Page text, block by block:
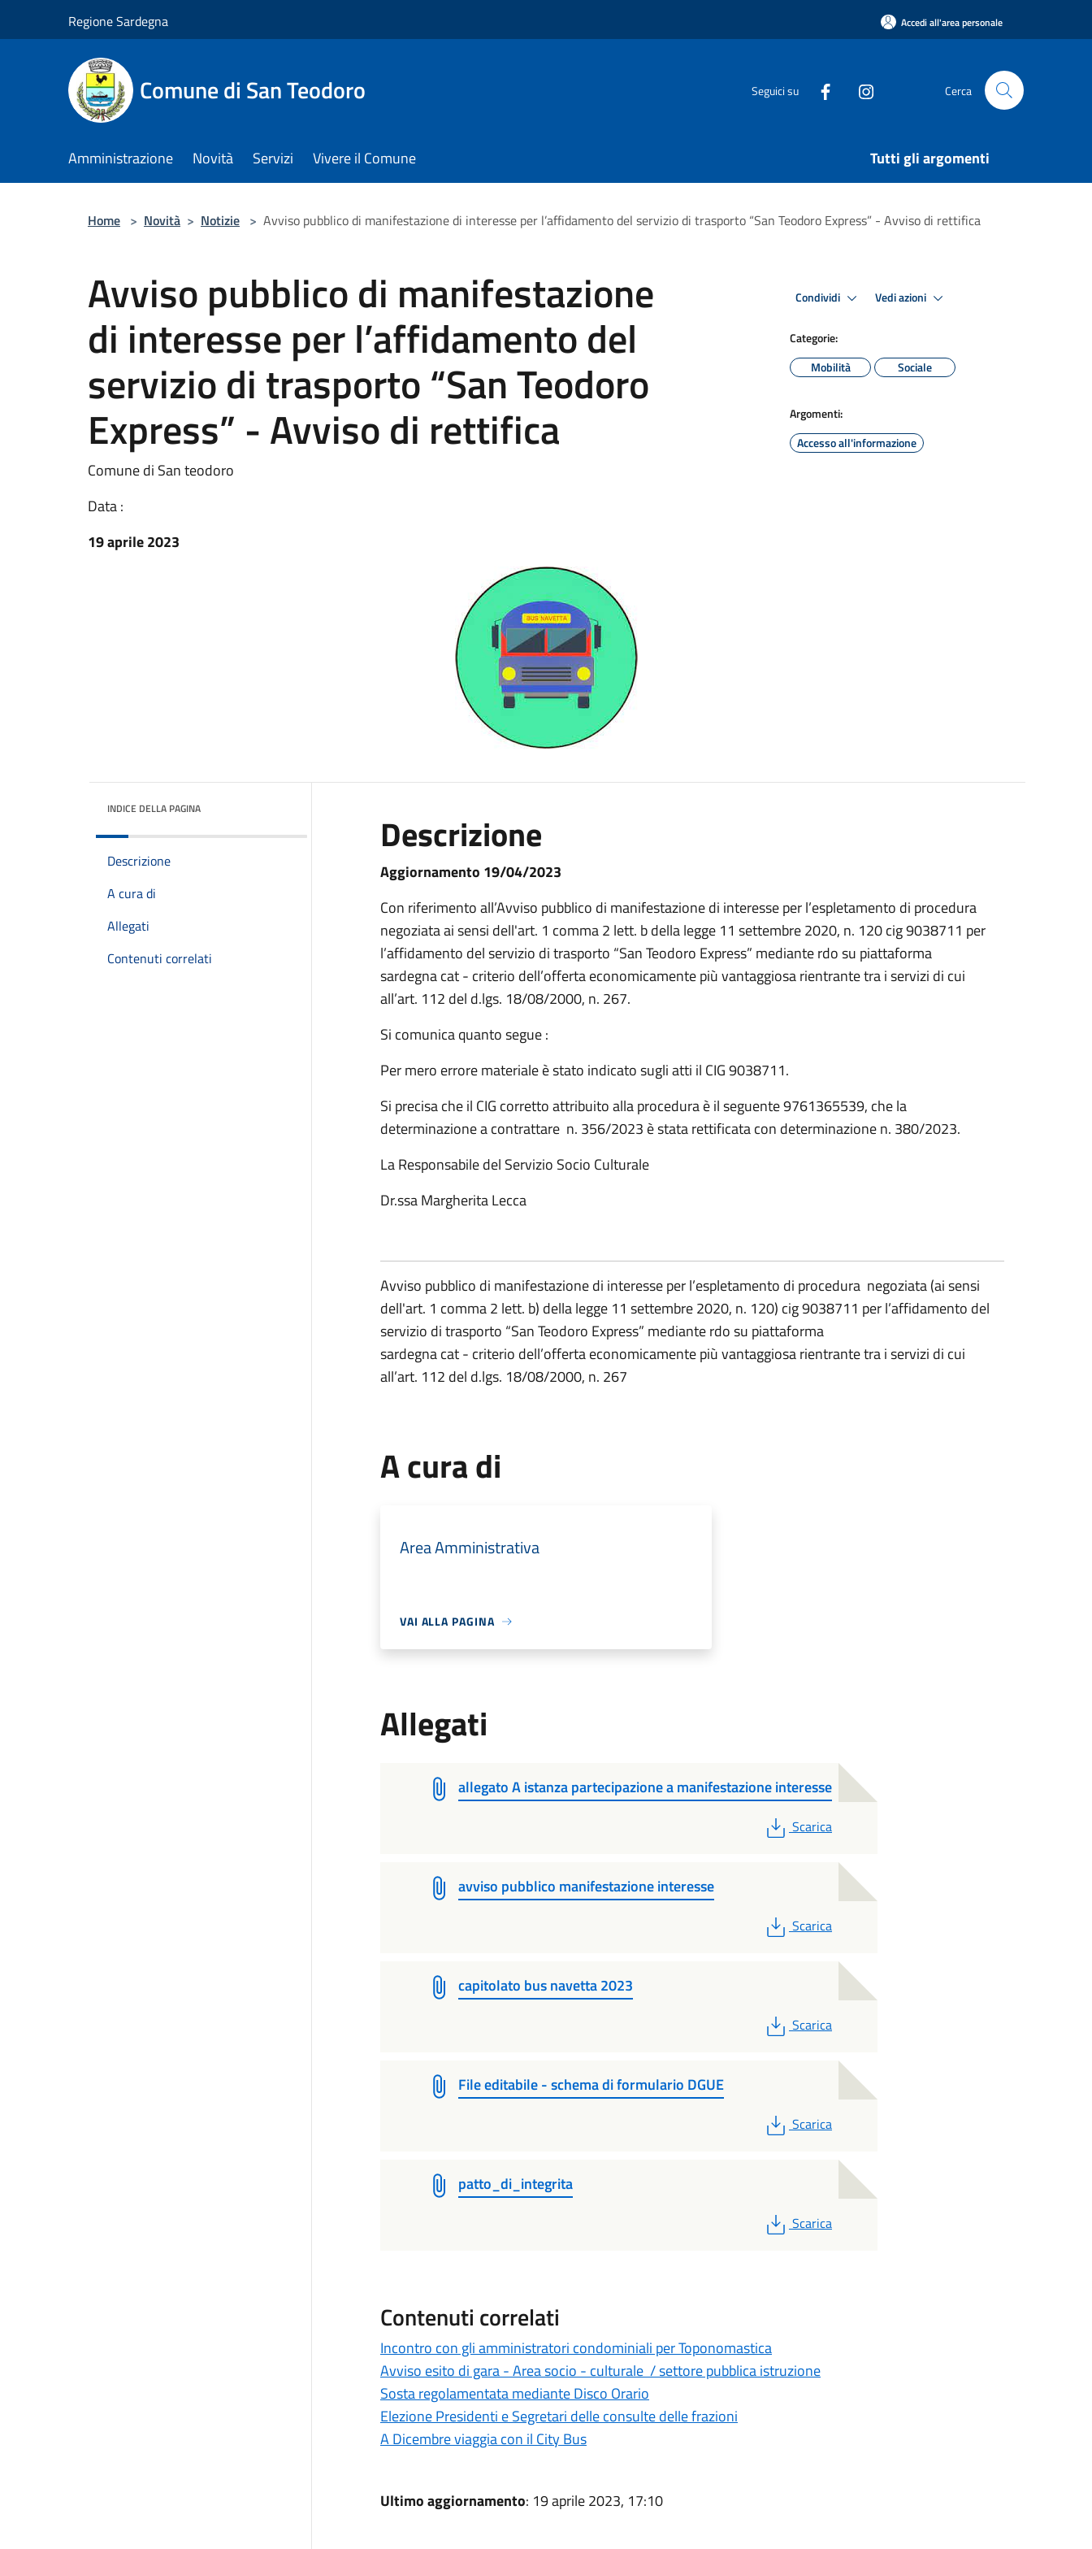
Regione Sardegna Accedi all'area personale
Comune di San Teodoro Seguici su Cerca
Amministrazione Novità Servizi Vivere il Comune Tutti gli argomenti
Home > Novità > Notizie > Avviso pubblico di manifestazione di interesse per l’affidamento del servizio di trasporto “San Teodoro Express” - Avviso di rettifica
Avviso pubblico di manifestazione
di interesse per l’affidamento del
servizio di trasporto “San Teodoro
Express” - Avviso di rettifica
Comune di San teodoro
Data :
19 aprile 2023
Condividi Vedi azioni
Categorie:
Mobilità
Sociale
Argomenti:
Accesso all'informazione
INDICE DELLA PAGINA
Descrizione
A cura di
Allegati
Contenuti correlati
Descrizione
Aggiornamento 19/04/2023
Con riferimento all’Avviso pubblico di manifestazione di interesse per l’espletamento di procedura
negoziata ai sensi dell'art. 1 comma 2 lett. b della legge 11 settembre 2020, n. 120 cig 9038711 per
l’affidamento del servizio di trasporto “San Teodoro Express” mediante rdo su piattaforma
sardegna cat - criterio dell’offerta economicamente più vantaggiosa rientrante tra i servizi di cui
all’art. 112 del d.lgs. 18/08/2000, n. 267.
Si comunica quanto segue :
Per mero errore materiale è stato indicato sugli atti il CIG 9038711.
Si precisa che il CIG corretto attribuito alla procedura è il seguente 9761365539, che la
determinazione a contrattare n. 356/2023 è stata rettificata con determinazione n. 380/2023.
La Responsabile del Servizio Socio Culturale
Dr.ssa Margherita Lecca
Avviso pubblico di manifestazione di interesse per l’espletamento di procedura negoziata (ai sensi
dell'art. 1 comma 2 lett. b) della legge 11 settembre 2020, n. 120) cig 9038711 per l’affidamento del
servizio di trasporto “San Teodoro Express” mediante rdo su piattaforma
sardegna cat - criterio dell’offerta economicamente più vantaggiosa rientrante tra i servizi di cui
all’art. 112 del d.lgs. 18/08/2000, n. 267
A cura di
Area Amministrativa
VAI ALLA PAGINA
Allegati
allegato A istanza partecipazione a manifestazione interesse
PDF
Scarica
avviso pubblico manifestazione interesse
PDF
Scarica
capitolato bus navetta 2023
PDF
Scarica
File editabile - schema di formulario DGUE
PDF
Scarica
patto_di_integrita
PDF
Scarica
Contenuti correlati
Incontro con gli amministratori condominiali per Toponomastica
Avviso esito di gara - Area socio - culturale / settore pubblica istruzione
Sosta regolamentata mediante Disco Orario
Elezione Presidenti e Segretari delle consulte delle frazioni
A Dicembre viaggia con il City Bus
Ultimo aggiornamento: 19 aprile 2023, 17:10